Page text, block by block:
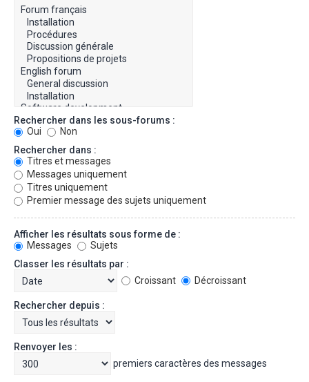
Rechercher dans les sous-forums :
Oui
Non
Rechercher dans :
Titres et messages
Messages uniquement
Titres uniquement
Premier message des sujets uniquement
Afficher les résultats sous forme de :
Messages
Sujets
Classer les résultats par :
Croissant
Décroissant
Rechercher depuis :
Renvoyer les :
premiers caractères des messages